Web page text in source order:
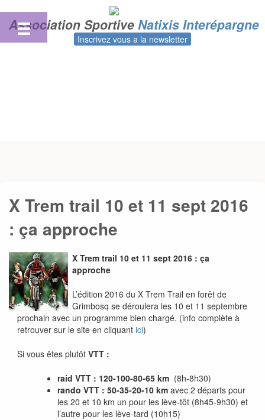
content
Association Sportive Natixis Interépargne
Inscrivez vous a la newsletter
X Trem trail 10 et 11 sept 2016
: ça approche
X Trem trail 10 et 11 sept 2016 : ça
approche
L’édition 2016 du X Trem Trail en forêt de
Grimbosq se déroulera les 10 et 11 septembre
prochain avec un programme bien chargé. (info complète à
retrouver sur le site en cliquant ici)
Si vous êtes plutôt VTT :
raid VTT : 120-100-80-65 km (8h-8h30)
rando VTT : 50-35-20-10 km avec 2 départs pour
les 20 et 10 km un pour les lève-tôt (8h45-9h30) et
l’autre pour les lève-tard (10h15)